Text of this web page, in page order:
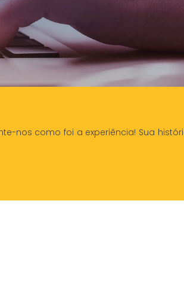
nos como foi a experiência! Sua